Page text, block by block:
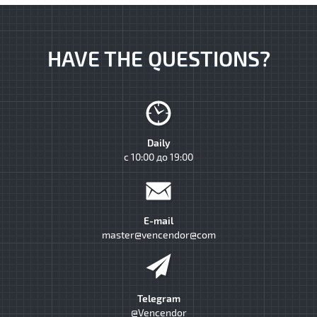
HAVE THE QUESTIONS?
Daily
с 10:00 до 19:00
E-mail
master@vencendor@com
Telegram
@Vencendor